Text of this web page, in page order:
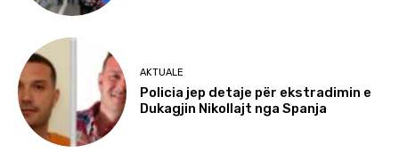
AKTUALE
Policia jep detaje për ekstradimin e
Dukagjin Nikollajt nga Spanja